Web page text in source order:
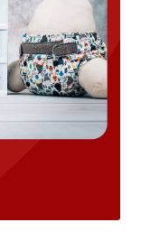
öffnen
öffnen